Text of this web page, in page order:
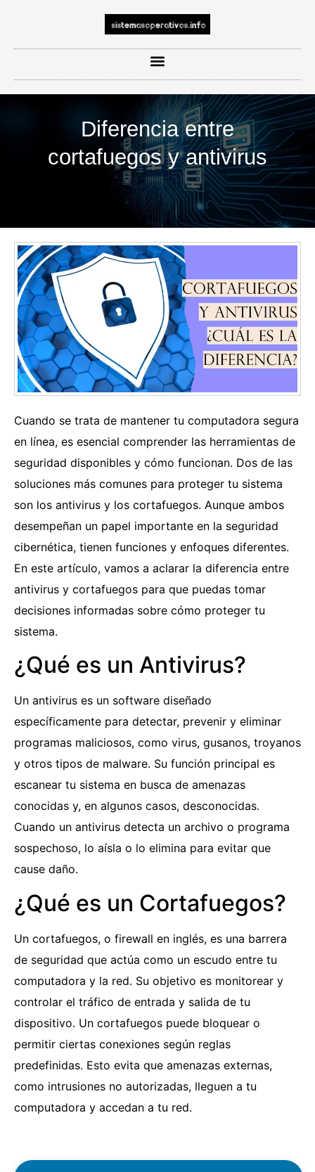
Diferencia entre
cortafuegos y antivirus
Cuando se trata de mantener tu computadora segura
en línea, es esencial comprender las herramientas de
seguridad disponibles y cómo funcionan. Dos de las
soluciones más comunes para proteger tu sistema
son los antivirus y los cortafuegos. Aunque ambos
desempeñan un papel importante en la seguridad
cibernética, tienen funciones y enfoques diferentes.
En este artículo, vamos a aclarar la diferencia entre
antivirus y cortafuegos para que puedas tomar
decisiones informadas sobre cómo proteger tu
sistema.
¿Qué es un Antivirus?
Un antivirus es un software diseñado
específicamente para detectar, prevenir y eliminar
programas maliciosos, como virus, gusanos, troyanos
y otros tipos de malware. Su función principal es
escanear tu sistema en busca de amenazas
conocidas y, en algunos casos, desconocidas.
Cuando un antivirus detecta un archivo o programa
sospechoso, lo aísla o lo elimina para evitar que
cause daño.
¿Qué es un Cortafuegos?
Un cortafuegos, o firewall en inglés, es una barrera
de seguridad que actúa como un escudo entre tu
computadora y la red. Su objetivo es monitorear y
controlar el tráfico de entrada y salida de tu
dispositivo. Un cortafuegos puede bloquear o
permitir ciertas conexiones según reglas
predefinidas. Esto evita que amenazas externas,
como intrusiones no autorizadas, lleguen a tu
computadora y accedan a tu red.